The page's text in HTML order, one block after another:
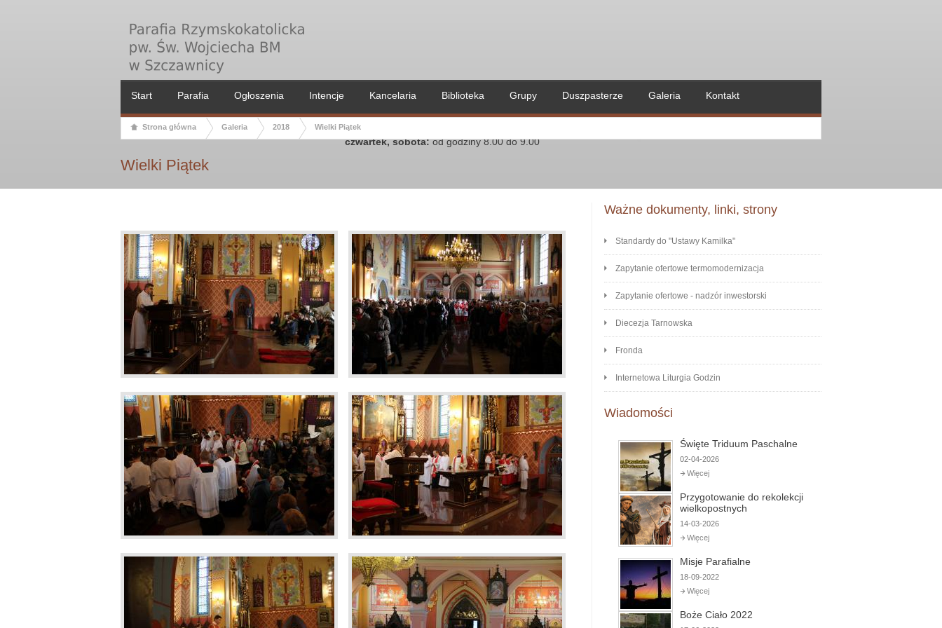
poniedziałek, wtorek, środa, piątek:
przed Mszą Świętą wieczorną - od godz. 18.00 do godz. 18.50
czwartek, sobota:od godziny 8.00 do 9.00
Start Parafia Ogłoszenia Intencje Kancelaria Biblioteka Grupy Duszpasterze Galeria Kontakt
Strona główna Galeria 2018 Wielki Piątek
Wielki Piątek
Ważne dokumenty, linki, strony
Standardy do "Ustawy Kamilka"
Zapytanie ofertowe termomodernizacja
Zapytanie ofertowe - nadzór inwestorski
Diecezja Tarnowska
Fronda
Internetowa Liturgia Godzin
Wiadomości
Święte Triduum Paschalne
02-04-2026
Więcej
Przygotowanie do rekolekcji
wielkopostnych
14-03-2026
Więcej
Misje Parafialne
18-09-2022
Więcej
Boże Ciało 2022